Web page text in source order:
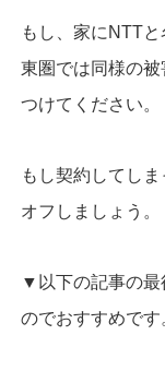
もし、家にNTT
東圏では同様の
つけてください。
もし契約してし
オフしましょう。
▼以下の記事の最
のでおすすめです